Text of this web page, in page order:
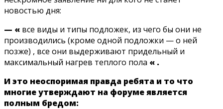
новостью дня:
— « все виды и типы подложек, из чего бы они не
производились (кроме одной подложки — о ней
позже) , все они выдерживают придельный и
максимальный нагрев теплого пола « .
И это неоспоримая правда ребята и то что
многие утверждают на форуме является
полным бредом: